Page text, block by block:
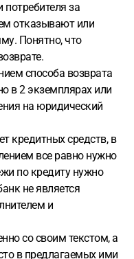
за
отказывают или
Понятно, что
способа возврата
в 2 экземплярах или
на юридический
кредитных средств, в
все равно нужно
по кредиту нужно
не является
и
со своим текстом, а
в предлагаемых ими